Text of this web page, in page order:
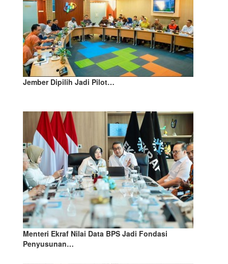
Jember Dipilih Jadi Pilot…
Menteri Ekraf Nilai Data BPS Jadi Fondasi
Penyusunan…